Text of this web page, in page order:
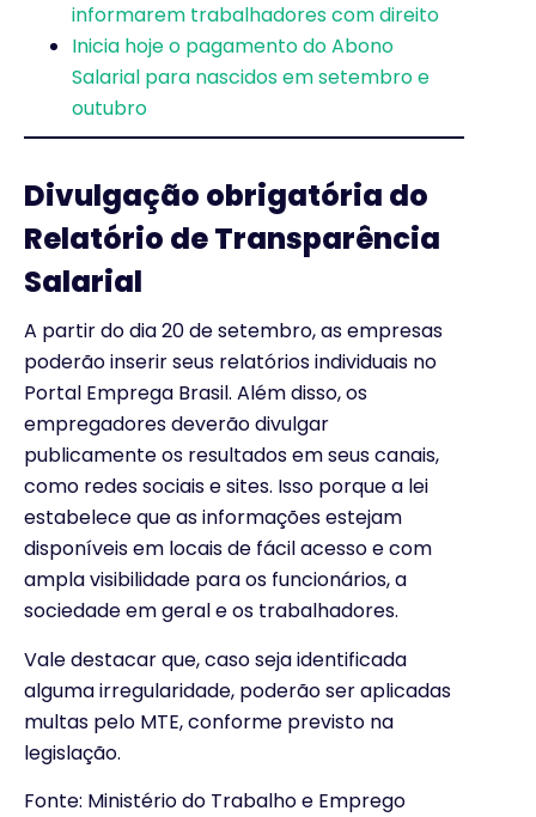
informarem trabalhadores com direito
Inicia hoje o pagamento do Abono
Salarial para nascidos em setembro e
outubro
Divulgação obrigatória do
Relatório de Transparência
Salarial
A partir do dia 20 de setembro, as empresas
poderão inserir seus relatórios individuais no
Portal Emprega Brasil. Além disso, os
empregadores deverão divulgar
publicamente os resultados em seus canais,
como redes sociais e sites. Isso porque a lei
estabelece que as informações estejam
disponíveis em locais de fácil acesso e com
ampla visibilidade para os funcionários, a
sociedade em geral e os trabalhadores.
Vale destacar que, caso seja identificada
alguma irregularidade, poderão ser aplicadas
multas pelo MTE, conforme previsto na
legislação.
Fonte: Ministério do Trabalho e Emprego